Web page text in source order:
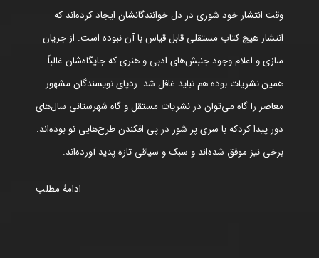
وقت انتشار خود شوری در دل خوانندگانشان ایجاد کرده‌اند که
انتشار هیچ کتاب مستقلی قابل قیاس با آن نبوده است. از جریان
سازی و اعلام وجود جنبش‌های ادبی و هنری که جایگاه‌شان غالباً
همین نشریات بوده هم نباید غافل شد. ردپای نویسندگان مشهور
معاصر را گاه می‌توان در نشریات مستقل و گاه شهرستانی سال‌های
دور پیدا کردکه با سری پر شور در پی افکندن طرح‌هایی نو بوده‌اند.
برخی نیز موفق شده‌اند و سبک و سیاقی تازه پدید آورده‌اند.
ادامۀ مطلب